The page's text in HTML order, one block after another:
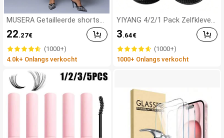
MUSERA Getailleerde shorts
met lage taille voor de zomer,
smart casual, elegant en scha
ttig, perfect voor vakantie, we
rk, kantoor, herfst en lente.
22.27€
(1000+)
4.0k+ Onlangs verkocht
YIYANG 4/2/1 Pack Zelfkleven
de Siliconen Rugloze Push-Up
Onzichtbare Beha, Wasbaar, V
oorste Sluiting, Borstversterk
end - Huidvriendelijke Cups, Ge
schikt Voor A-D Cup, Zomerse
digdheden
3.64€
(1000+)
1000+ Onlangs verkocht